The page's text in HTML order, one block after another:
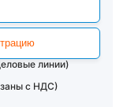
линии)
с НДС)